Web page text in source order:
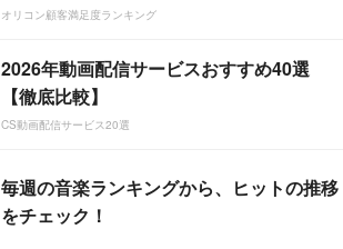
オリコン顧客満足度ランキング
2026年動画配信サービスおすすめ40選
【徹底比較】
CS動画配信サービス20選
毎週の音楽ランキングから、ヒットの推移
をチェック！